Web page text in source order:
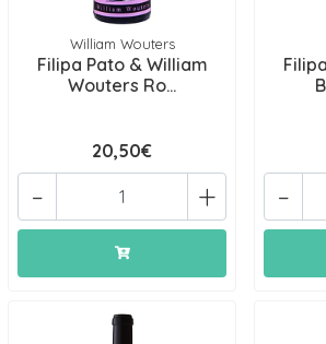
William Wouters
Filipa Pato & William
Wouters Ro...
20,50€
+
- -